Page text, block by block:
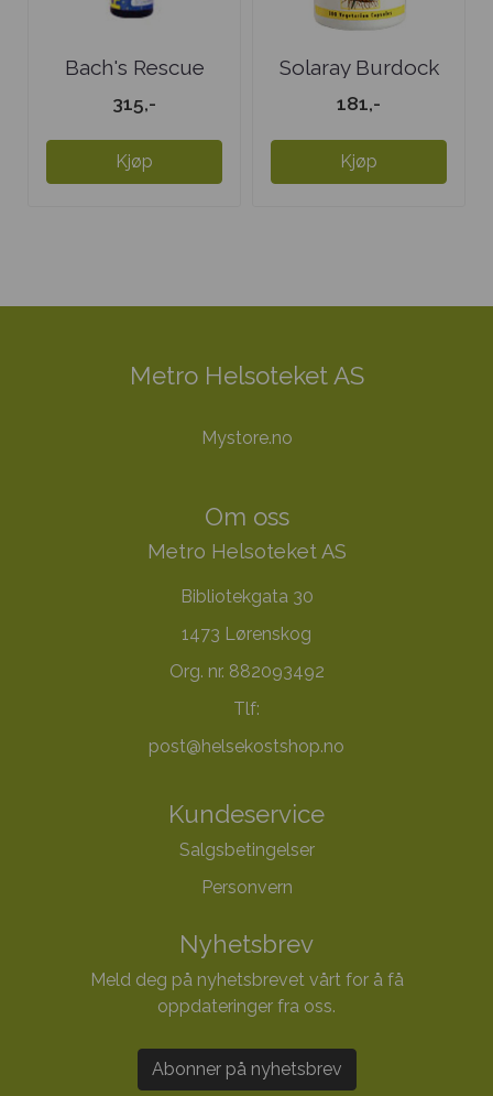
Bach's Rescue
Night spray
315,-
Kjøp
Solaray Burdock
181,-
Kjøp
Metro Helsoteket AS
Mystore.no
Om oss
Metro Helsoteket AS
Bibliotekgata 30
1473 Lørenskog
Org. nr. 882093492
Tlf:
post@helsekostshop.no
Kundeservice
Salgsbetingelser
Personvern
Nyhetsbrev
Meld deg på nyhetsbrevet vårt for å få
oppdateringer fra oss.
Abonner på nyhetsbrev